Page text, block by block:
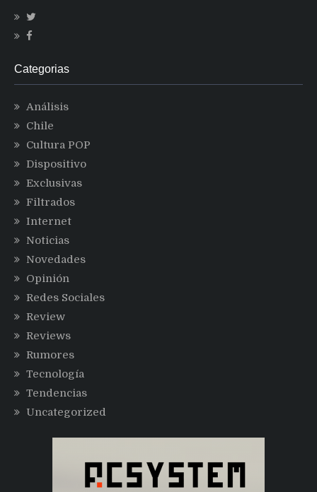
Categorias
Análisis
Chile
Cultura POP
Dispositivo
Exclusivas
Filtrados
Internet
Noticias
Novedades
Opinión
Redes Sociales
Review
Reviews
Rumores
Tecnología
Tendencias
Uncategorized